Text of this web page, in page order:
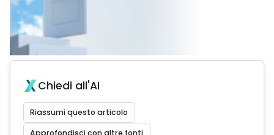
Chiedi all'AI
Riassumi questo articolo
Approfondisci con altre fonti